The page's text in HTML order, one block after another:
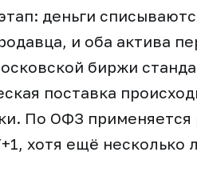
деньги
и оба актива
биржи
поставка
По ОФЗ применяется
хотя ещё несколько